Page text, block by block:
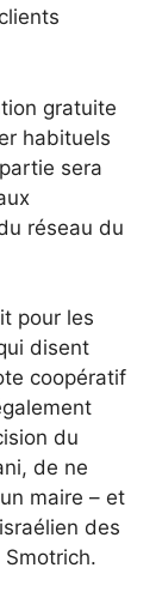
gratuite
habituels
sera
réseau du
pour les
disent
coopératif
du
de ne
maire – et
des
Smotrich.